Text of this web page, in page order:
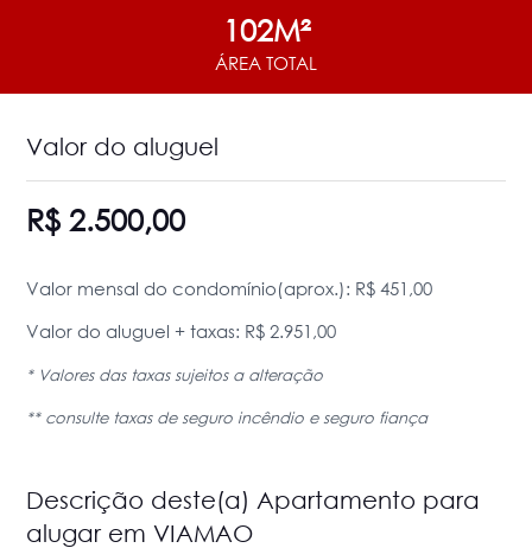
102M²
ÁREA TOTAL
Valor do aluguel
R$ 2.500,00
Valor mensal do condomínio(aprox.): R$ 451,00
Valor do aluguel + taxas: R$ 2.951,00
* Valores das taxas sujeitos a alteração
** consulte taxas de seguro incêndio e seguro fiança
Descrição deste(a) Apartamento para
alugar em VIAMAO